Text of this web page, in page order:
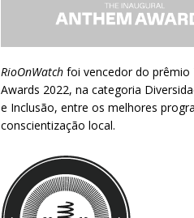
RioOnWatchfoi vencedor do prêmio
Awards 2022, na categoria
e Inclusão, entre os melhores
conscientização local.